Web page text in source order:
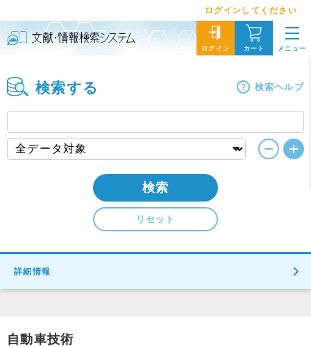
ログインしてください
ログイン カート メニュー
検索する 検索ヘルプ
検索
リセット
詳細情報
自動車技術